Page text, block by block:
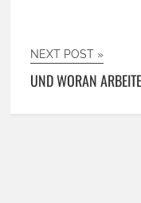
NEXT POST »
UND WORAN